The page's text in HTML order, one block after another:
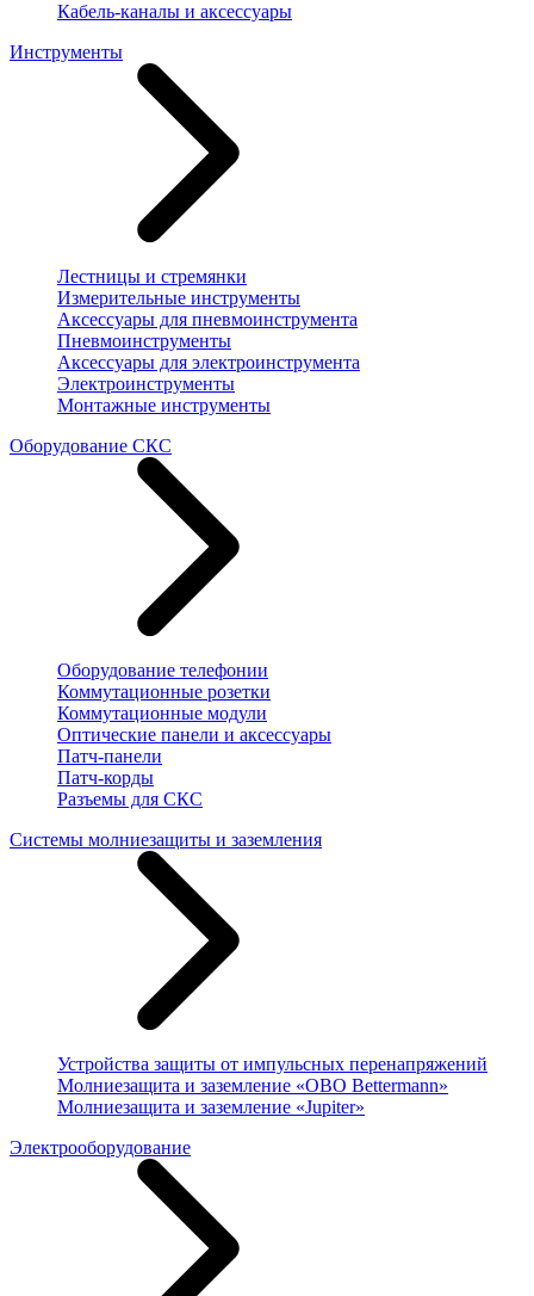
Кабель-каналы и аксессуары
Инструменты
Лестницы и стремянки
Измерительные инструменты
Аксессуары для пневмоинструмента
Пневмоинструменты
Аксессуары для электроинструмента
Электроинструменты
Монтажные инструменты
Оборудование СКС
Оборудование телефонии
Коммутационные розетки
Коммутационные модули
Оптические панели и аксессуары
Патч-панели
Патч-корды
Разъемы для СКС
Системы молниезащиты и заземления
Устройства защиты от импульсных перенапряжений
Молниезащита и заземление «OBO Bettermann»
Молниезащита и заземление «Jupiter»
Электрооборудование